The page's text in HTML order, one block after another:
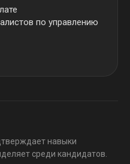
по управлению
навыки
среди кандидатов.